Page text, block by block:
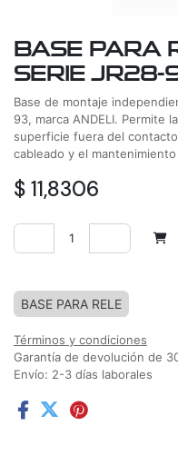
BASE PARA
SERIE JR28-
Base de montaje
93, marca ANDELI. Permite
superficie fuera del
cableado y el
$ 11,8306
BASE PARA RELE
Términos y condiciones
Garantía de devolución de
Envío: 2-3 días laborales